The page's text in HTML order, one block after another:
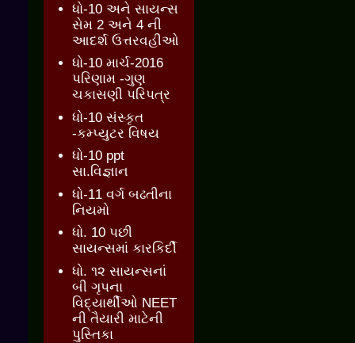
ધો-10 અને સાયન્સ
સેમ 2 અને 4 ની
આદર્શ ઉત્તરવહીઓ
ધો-10 માર્ચ-2016
પરિણામ -ગુણ
ચકાસણી પરિપત્ર
ધો-10 સંસ્કૃત
-કમ્પ્યુટર વિષય
ધો-10 ppt
સા.વિજ્ઞાન
ધો-11 વર્ગ બઢતીના
નિયમો
ધો. 10 પછી
સાયન્સમાં કારકિર્દી
ધો. ૧૨ સાયન્સનાં
બી ગૃપના
વિદ્યાર્થીઓ NEET
ની તૈયારી માટેની
પુસ્તિકા